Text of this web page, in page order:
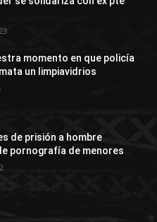
momento en que policía
un limpiavidrios
de prisión a hombre
pornografía de menores